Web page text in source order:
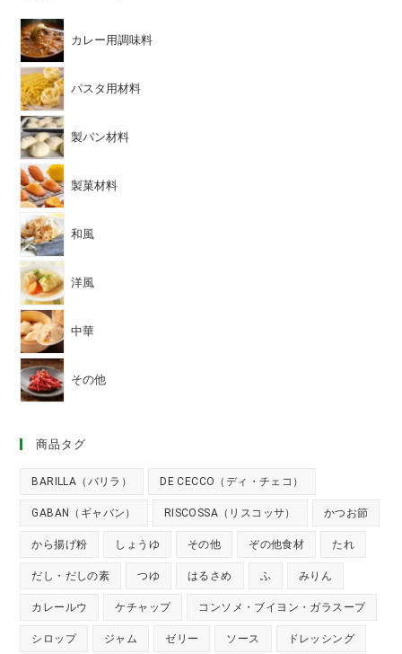
カレー用調味料
パスタ用材料
製パン材料
製菓材料
和風
洋風
中華
その他
商品タグ
BARILLA（バリラ） DE CECCO（ディ・チェコ）
GABAN（ギャバン） RISCOSSA（リスコッサ） かつお節
から揚げ粉 しょうゆ その他 ぞの他食材 たれ
だし・だしの素 つゆ はるさめ ふ みりん
カレールウ ケチャップ コンソメ・ブイヨン・ガラスープ
シロップ ジャム ゼリー ソース ドレッシング